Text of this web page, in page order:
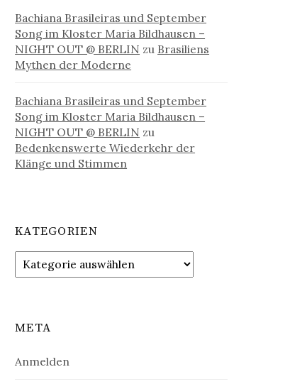
Bachiana Brasileiras und September
Song im Kloster Maria Bildhausen –
NIGHT OUT @ BERLIN zu Brasiliens
Mythen der Moderne
Bachiana Brasileiras und September
Song im Kloster Maria Bildhausen –
NIGHT OUT @ BERLIN zu
Bedenkenswerte Wiederkehr der
Klänge und Stimmen
KATEGORIEN
Kategorien
META
Anmelden